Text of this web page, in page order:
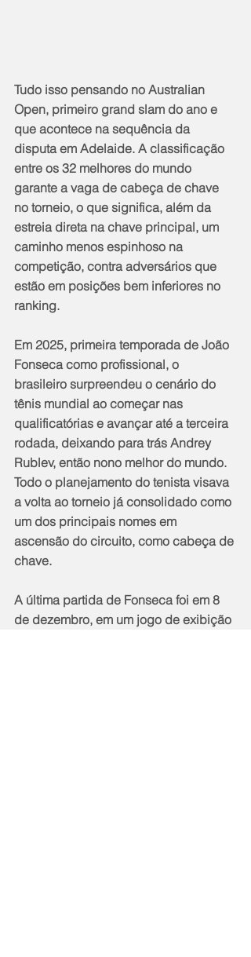
Tudo isso pensando no Australian
Open, primeiro grand slam do ano e
que acontece na sequência da
disputa em Adelaide. A classificação
entre os 32 melhores do mundo
garante a vaga de cabeça de chave
no torneio, o que significa, além da
estreia direta na chave principal, um
caminho menos espinhoso na
competição, contra adversários que
estão em posições bem inferiores no
ranking.
Em 2025, primeira temporada de João
Fonseca como profissional, o
brasileiro surpreendeu o cenário do
tênis mundial ao começar nas
qualificatórias e avançar até a terceira
rodada, deixando para trás Andrey
Rublev, então nono melhor do mundo.
Todo o planejamento do tenista visava
a volta ao torneio já consolidado como
um dos principais nomes em
ascensão do circuito, como cabeça de
chave.
A última partida de Fonseca foi em 8
de dezembro, em um jogo de exibição